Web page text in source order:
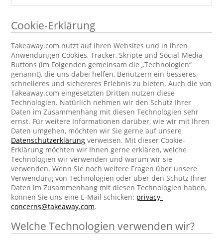
Cookie-Erklärung
Takeaway.com nutzt auf ihren Websites und in ihren
Anwendungen Cookies, Tracker, Skripte und Social-Media-
Buttons (im Folgenden gemeinsam die „Technologien“
genannt), die uns dabei helfen, Benutzern ein besseres,
schnelleres und sichereres Erlebnis zu bieten. Auch die von
Takeaway.com eingesetzten Dritten nutzen diese
Technologien. Natürlich nehmen wir den Schutz Ihrer
Daten im Zusammenhang mit diesen Technologien sehr
ernst. Für weitere Informationen darüber, wie wir mit Ihren
Daten umgehen, möchten wir Sie gerne auf unsere
Datenschutzerklärung verweisen. Mit dieser Cookie-
Erklärung möchten wir Ihnen gerne erklären, welche
Technologien wir verwenden und warum wir sie
verwenden. Wenn Sie noch weitere Fragen über unsere
Verwendung von Technologien oder über den Schutz Ihrer
Daten im Zusammenhang mit diesen Technologien haben,
können Sie uns eine E-Mail schicken: privacy-
concerns@takeaway.com.
Welche Technologien verwenden wir?